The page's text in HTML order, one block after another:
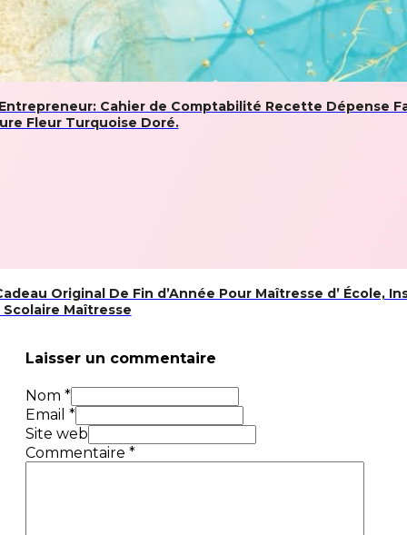
Original De Fin d’Année Pour Maîtresse d’ École,
Maîtresse
Cahier de Comptabilité Recette Dépense
Fleur Turquoise Doré.
Laisser un commentaire
Nom *
Email *
Site web
Commentaire *